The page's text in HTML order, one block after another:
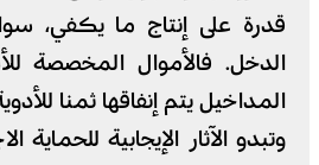
قدرة على إنتاج ما يكفي،
الدخل. فالأموال المخصصة
المداخيل يتم إنفاقها ثمنا
وتبدو الآثار الإيجابية للحماية